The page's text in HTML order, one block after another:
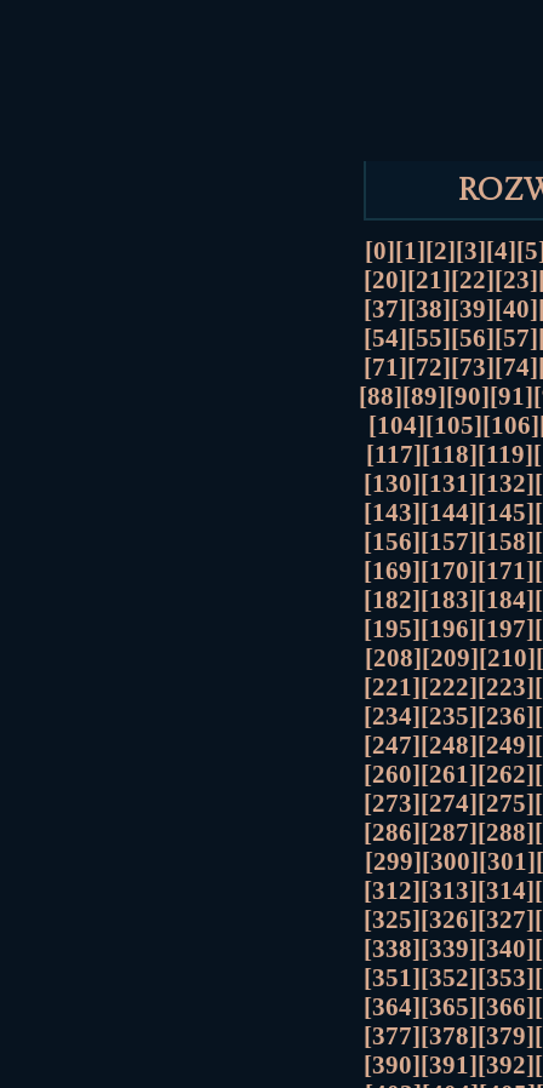
[0][1][2][3][4]
[20][21][22][23]
[37][38][39][40]
[54][55][56][57]
[71][72][73][74]
[88][89][90][91]
[104][105][106]
[117][118][119]
[130][131][132]
[143][144][145]
[156][157][158]
[169][170][171]
[182][183][184]
[195][196][197]
[208][209][210]
[221][222][223]
[234][235][236]
[247][248][249]
[260][261][262]
[273][274][275]
[286][287][288]
[299][300][301]
[312][313][314]
[325][326][327]
[338][339][340]
[351][352][353]
[364][365][366]
[377][378][379]
[390][391][392]